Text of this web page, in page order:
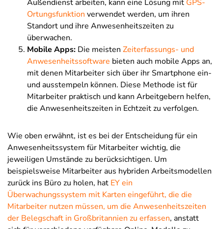
Außendienst arbeiten, kann eine Lösung mit GPS-
Ortungsfunktion verwendet werden, um ihren
Standort und ihre Anwesenheitszeiten zu
überwachen.
Mobile Apps: Die meisten Zeiterfassungs- und
Anwesenheitssoftware bieten auch mobile Apps an,
mit denen Mitarbeiter sich über ihr Smartphone ein-
und ausstempeln können. Diese Methode ist für
Mitarbeiter praktisch und kann Arbeitgebern helfen,
die Anwesenheitszeiten in Echtzeit zu verfolgen.
Wie oben erwähnt, ist es bei der Entscheidung für ein
Anwesenheitssystem für Mitarbeiter wichtig, die
jeweiligen Umstände zu berücksichtigen. Um
beispielsweise Mitarbeiter aus hybriden Arbeitsmodellen
zurück ins Büro zu holen, hat EY ein
Überwachungssystem mit Karten eingeführt, die die
Mitarbeiter nutzen müssen, um die Anwesenheitszeiten
der Belegschaft in Großbritannien zu erfassen, anstatt